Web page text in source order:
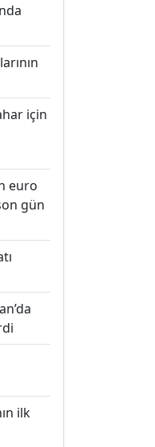
için
euro
gün
ilk